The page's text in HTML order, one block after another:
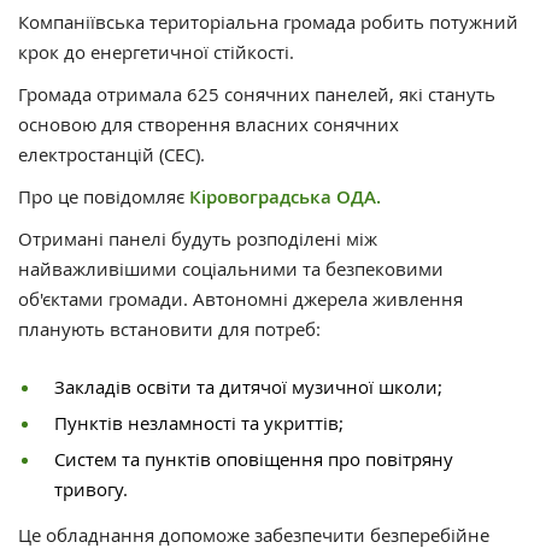
Компаніївська територіальна громада робить потужний
крок до енергетичної стійкості.
Громада отримала 625 сонячних панелей, які стануть
основою для створення власних сонячних
електростанцій (СЕС).
Про це повідомляє Кіровоградська ОДА.
Отримані панелі будуть розподілені між
найважливішими соціальними та безпековими
об'єктами громади. Автономні джерела живлення
планують встановити для потреб:
Закладів освіти та дитячої музичної школи;
Пунктів незламності та укриттів;
Систем та пунктів оповіщення про повітряну
тривогу.
Це обладнання допоможе забезпечити безперебійне